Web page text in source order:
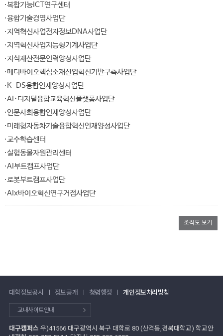
복합기능ICT연구센터
융합기술경영사업단
지역혁신사업전자정보DNA사업단
지역혁신사업지능형기계사업단
지식재산전문인력양성사업단
메디바이오핵심소재산업혁신기반구축사업단
K-DS융합인재양성사업단
AI·디지털융합교육혁신플랫폼사업단
인문사회융합인재양성사업단
미래형자동차기술융합혁신인재양성사업단
교수학습센터
실험동물자원관리센터
AI부트캠프사업단
로봇부트캠프사업단
AIx바이오혁신연구거점사업단
조직도 보기
대학정보공시 정보공개 청렴행정 개인정보처리방침
교내사이트안내
대구캠퍼스 우)41566 대구광역시 북구 대학로 80 (산격동,경북대학교) 학교안